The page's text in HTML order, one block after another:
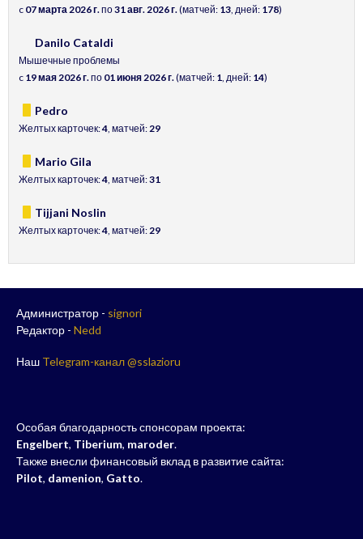
c 07 марта 2026 г.по31 авг. 2026 г.(матчей: 13, дней: 178)
Danilo Cataldi
Мышечные проблемы
c 19 мая 2026 г.по 01 июня 2026 г.(матчей: 1, дней: 14)
Pedro
Желтых карточек:4, матчей:29
Mario Gila
Желтых карточек:4, матчей:31
Tijjani Noslin
Желтых карточек:4, матчей:29
Администратор - signori
Редактор - Nedd
Наш Telegram-канал @sslazioru
Особая благодарность спонсорам проекта:
Engelbert, Tiberium, maroder.
Также внесли финансовый вклад в развитие сайта:
Pilot, damenion, Gatto.